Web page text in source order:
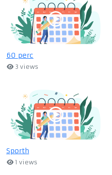
60 perc
3 views
Sporth
1 views